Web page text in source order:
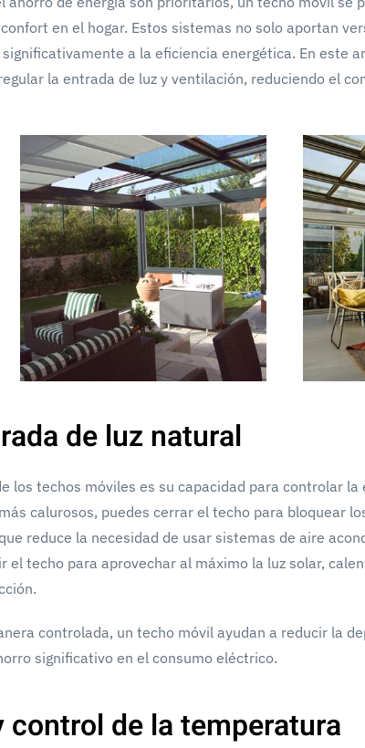
en el hogar. Estos sistemas no solo aportan
a la eficiencia energética. En este
la entrada de luz y ventilación, reduciendo el
de luz natural
los techos móviles es su capacidad para controlar
calurosos, puedes cerrar el techo para bloquear
reduce la necesidad de usar sistemas de aire
el techo para aprovechar al máximo la luz solar,
controlada, un techo móvil ayudan a reducir la
significativo en el consumo eléctrico.
de la temperatura